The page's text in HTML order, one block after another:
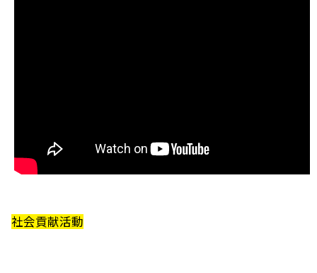
社会貢献活動